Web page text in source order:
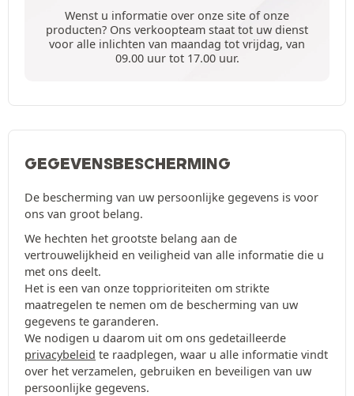
Wenst u informatie over onze site of onze
producten? Ons verkoopteam staat tot uw dienst
voor alle inlichten van maandag tot vrijdag, van
09.00 uur tot 17.00 uur.
GEGEVENSBESCHERMING
De bescherming van uw persoonlijke gegevens is voor
ons van groot belang.
We hechten het grootste belang aan de
vertrouwelijkheid en veiligheid van alle informatie die u
met ons deelt.
Het is een van onze topprioriteiten om strikte
maatregelen te nemen om de bescherming van uw
gegevens te garanderen.
We nodigen u daarom uit om ons gedetailleerde
privacybeleid te raadplegen, waar u alle informatie vindt
over het verzamelen, gebruiken en beveiligen van uw
persoonlijke gegevens.